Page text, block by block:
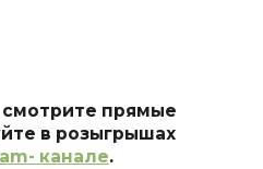
смотрите прямые
в розыгрышах
канале.